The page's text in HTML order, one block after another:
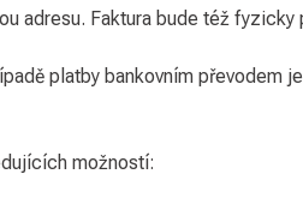
adresu. Faktura bude též fyzicky
platby bankovním převodem
možností: